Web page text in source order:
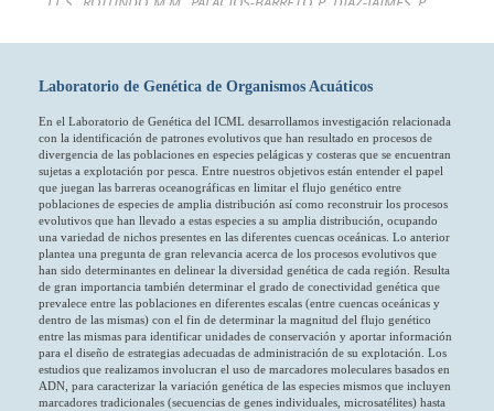
Laboratorio de Genética de Organismos Acuáticos
En el Laboratorio de Genética del ICML desarrollamos investigación relacionada
con la identificación de patrones evolutivos que han resultado en procesos de
divergencia de las poblaciones en especies pelágicas y costeras que se encuentran
sujetas a explotación por pesca. Entre nuestros objetivos están entender el papel
que juegan las barreras oceanográficas en limitar el flujo genético entre
poblaciones de especies de amplia distribución así como reconstruir los procesos
evolutivos que han llevado a estas especies a su amplia distribución, ocupando
una variedad de nichos presentes en las diferentes cuencas oceánicas. Lo anterior
plantea una pregunta de gran relevancia acerca de los procesos evolutivos que
han sido determinantes en delinear la diversidad genética de cada región. Resulta
de gran importancia también determinar el grado de conectividad genética que
prevalece entre las poblaciones en diferentes escalas (entre cuencas oceánicas y
dentro de las mismas) con el fin de determinar la magnitud del flujo genético
entre las mismas para identificar unidades de conservación y aportar información
para el diseño de estrategias adecuadas de administración de su explotación. Los
estudios que realizamos involucran el uso de marcadores moleculares basados en
ADN, para caracterizar la variación genética de las especies mismos que incluyen
marcadores tradicionales (secuencias de genes individuales, microsatélites) hasta